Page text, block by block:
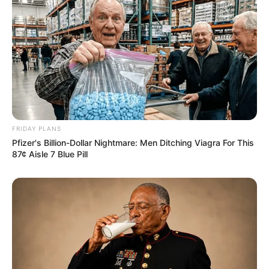
Rien de probant ce Quinté du jour.
Découvrez le Cheval du jour
Le Pronostic PMU du Quinté du jour en 7
chevaux du PRIX DE BOURGOGNE-AMERIQUE
RACES Q5
1er: 2 GO ON BOY
2ème: 8 JUST LOVE YOU
3ème: 7 INMAROSA
6ème: 5 HOKKAIDO JIEL
7ème: 9 JOSH POWER
Les regrets ou en cas de non-partant : 4 IGUSKI SAUTONNE
FRIDAY PLANS
Pfizer's Billion-Dollar Nightmare: Men Ditching Viagra For This
87¢ Aisle 7 Blue Pill